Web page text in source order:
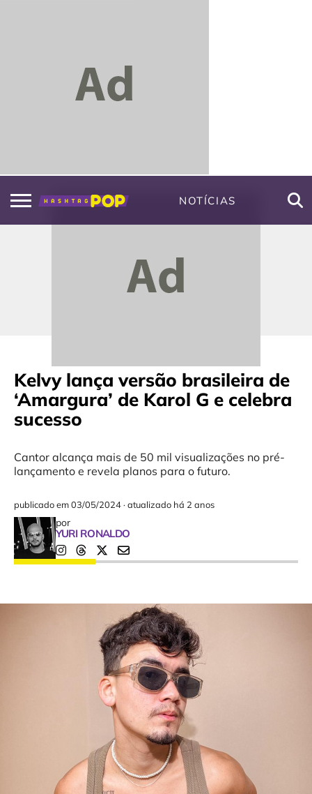
NOTÍCIAS
Kelvy lança versão brasileira de
‘Amargura’ de Karol G e celebra
sucesso
Cantor alcança mais de 50 mil visualizações no pré-
lançamento e revela planos para o futuro.
publicado em03/05/2024·atualizado há 2 anos
por
YURI RONALDO